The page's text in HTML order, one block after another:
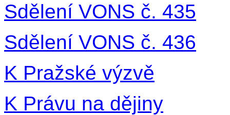
Sdělení VONS č. 435
Sdělení VONS č. 436
K Pražské výzvě
K Právu na dějiny